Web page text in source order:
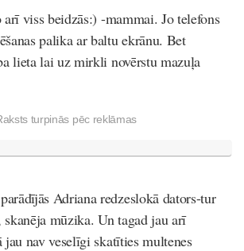
viss beidzās:) -mammai. Jo telefons
palika ar baltu ekrānu. Bet
lieta lai uz mirkli novērstu mazuļa
turpinās pēc reklāmas
Adriana redzeslokā dators-tur
mūzika. Un tagad jau arī
nav veselīgi skatīties multenes